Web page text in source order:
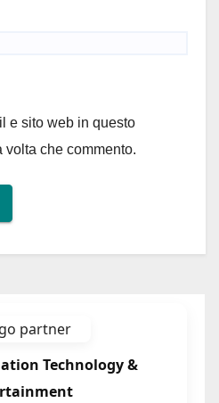
e sito web in questo
volta che commento.
Technology &